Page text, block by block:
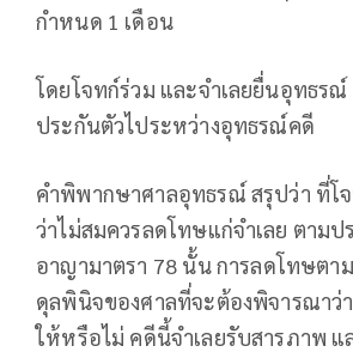
กำหนด 1 เดือน
โดยโจทก์ร่วม และจำเลยยื่นอุทธรณ์
ประกันตัวไประหว่างอุทธรณ์คดี
คำพิพากษาศาลอุทธรณ์ สรุปว่า ที่โ
ว่าไม่สมควรลดโทษแก่จำเลย ตาม
อาญามาตรา 78 นั้น การลดโทษตา
ดุลพินิจของศาลที่จะต้องพิจารณาว่
ให้หรือไม่ คดีนี้จำเลยรับสารภาพ แ